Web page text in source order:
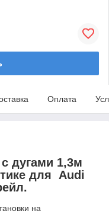
Оплата
дугами 1,3м
для Audi
на